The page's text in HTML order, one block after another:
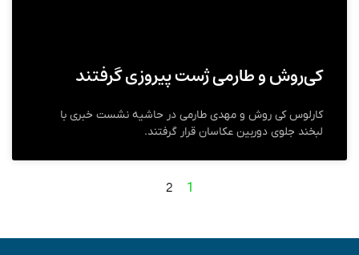
کی‌روش و طارمی ژست پیروزی گرفتند
کارلوس کی روش و مهدی طارمی در حاشیه نشست خبری با
لبخند جلوی دوربین عکاسان قرار گرفتند.
1
2